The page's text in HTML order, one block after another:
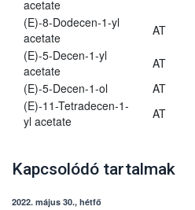
acetate
(E)-8-Dodecen-1-yl
acetate
AT
(E)-5-Decen-1-yl
acetate
AT
(E)-5-Decen-1-ol
AT
(E)-11-Tetradecen-1-
yl acetate
AT
Kapcsolódó tartalmak
2022. május 30., hétfő